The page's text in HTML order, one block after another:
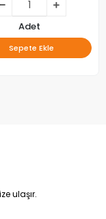
Adet
Sepete Ekle
ulaşır.